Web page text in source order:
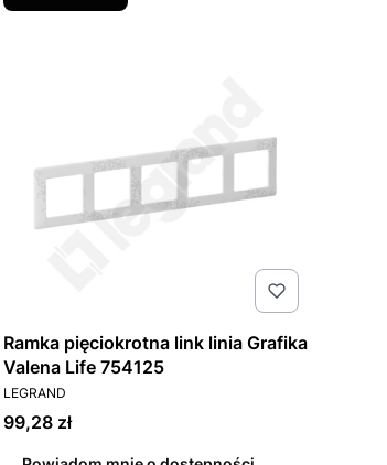
Ramka pięciokrotna link linia Grafika
Valena Life 754125
PRODUCENT
LEGRAND
Cena
99,28 zł